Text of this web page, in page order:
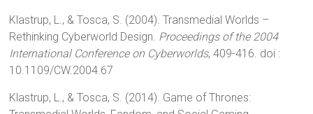
Klastrup, L., & Tosca, S. (2004). Transmedial Worlds –
Rethinking Cyberworld Design. Proceedings of the 2004
International Conference on Cyberworlds, 409-416. doi :
10.1109/CW.2004.67
Klastrup, L., & Tosca, S. (2014). Game of Thrones: